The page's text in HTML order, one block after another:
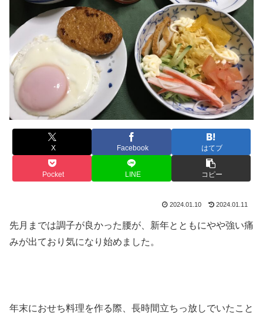
X Facebook はてブ
Pocket LINE コピー
2024.01.10 2024.01.11
先月までは調子が良かった腰が、新年とともにやや強い痛
みが出ており気になり始めました。
年末におせち料理を作る際、長時間立ちっ放しでいたこと